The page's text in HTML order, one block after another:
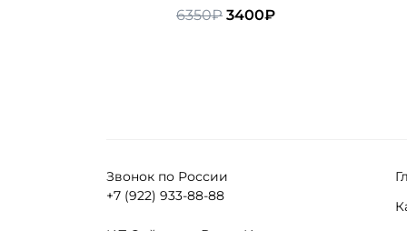
6350₽ Первоначальная
3400₽Текущая
Звонок по России
+7 (922) 933-88-88